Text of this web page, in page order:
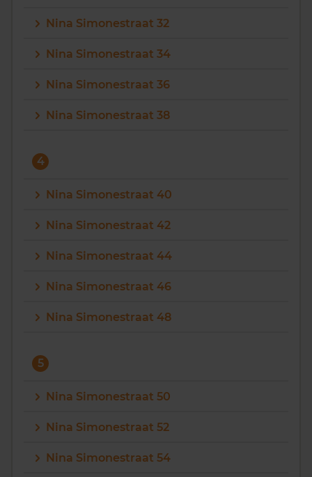
Nina Simonestraat 32
Nina Simonestraat 34
Nina Simonestraat 36
Nina Simonestraat 38
4
Nina Simonestraat 40
Nina Simonestraat 42
Nina Simonestraat 44
Nina Simonestraat 46
Nina Simonestraat 48
5
Nina Simonestraat 50
Nina Simonestraat 52
Nina Simonestraat 54